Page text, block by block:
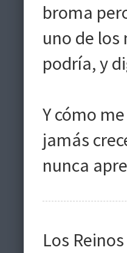
broma
uno de los
podría, y
Y cómo
jamás
nunca
Los